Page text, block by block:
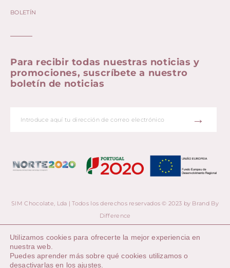
BOLETÍN
Para recibir todas nuestras noticias y
promociones, suscríbete a nuestro
boletín de noticias
→
SIM Chocolate, Lda | Todos los derechos reservados © 2023 by Brand By
Difference
Utilizamos cookies para ofrecerte la mejor experiencia en
nuestra web.
Puedes aprender más sobre qué cookies utilizamos o
desactivarlas en losajustes